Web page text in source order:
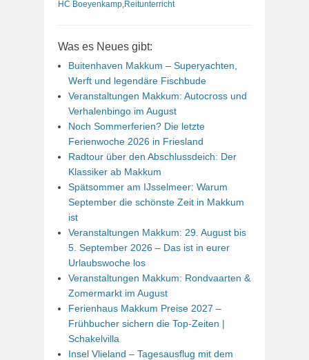
HC Boeyenkamp Reitunterricht
Was es Neues gibt:
Buitenhaven Makkum – Superyachten,
Werft und legendäre Fischbude
Veranstaltungen Makkum: Autocross und
Verhalenbingo im August
Noch Sommerferien? Die letzte
Ferienwoche 2026 in Friesland
Radtour über den Abschlussdeich: Der
Klassiker ab Makkum
Spätsommer am IJsselmeer: Warum
September die schönste Zeit in Makkum
ist
Veranstaltungen Makkum: 29. August bis
5. September 2026 – Das ist in eurer
Urlaubswoche los
Veranstaltungen Makkum: Rondvaarten &
Zomermarkt im August
Ferienhaus Makkum Preise 2027 –
Frühbucher sichern die Top-Zeiten |
Schakelvilla
Insel Vlieland – Tagesausflug mit dem